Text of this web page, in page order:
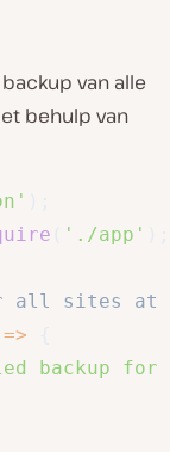
van alle
behulp van
'./app'
all sites at
=>
backup